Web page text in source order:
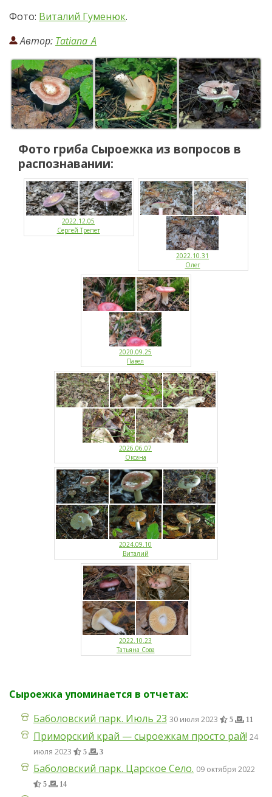
Фото: Виталий Гуменюк.
Автор: Tatiana_A
Фото гриба Сыроежка из вопросов в
распознавании:
2022.12.05
Сергей Трепет
2022.10.31
Олег
2020.09.25
Павел
2026.06.07
Оксана
2024.09.10
Виталий
2022.10.23
Татьяна Сова
Сыроежка упоминается в отчетах:
Баболовский парк. Июль 23 30 июля 2023 5 11
Приморский край — сыроежкам просто рай! 24
июля 2023
5 3
Баболовский парк. Царское Село. 09 октября 2022
5 14